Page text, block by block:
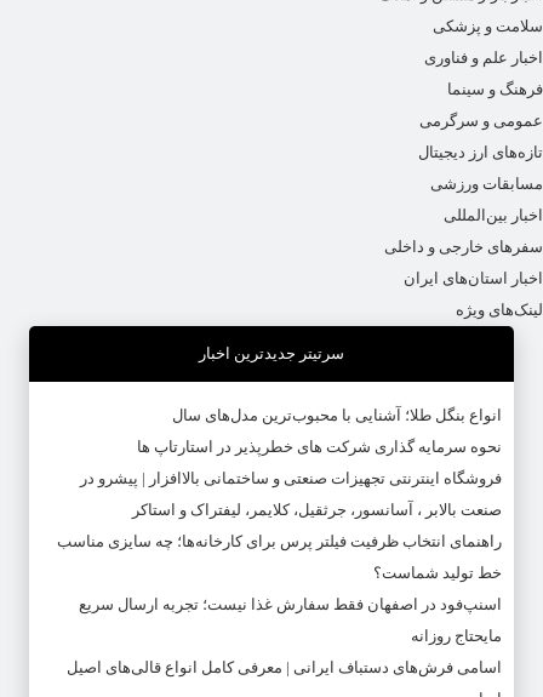
سلامت و پزشکی
اخبار علم و فناوری
فرهنگ و سینما
عمومی و سرگرمی
تازه‌های ارز دیجیتال
مسابقات ورزشی
اخبار بین‌المللی
سفرهای خارجی و داخلی
اخبار استان‌های ایران
لینک‌های ویژه
سرتیتر جدیدترین اخبار
انواع بنگل طلا؛ آشنایی با محبوب‌ترین مدل‌های سال
نحوه سرمایه‌ گذاری شرکت‌ های خطرپذیر در استارتاپ ها
فروشگاه اینترنتی تجهیزات صنعتی و ساختمانی بالاافزار | پیشرو در
صنعت بالابر ، آسانسور، جرثقیل، کلایمر، لیفتراک و استاکر
راهنمای انتخاب ظرفیت فیلتر پرس برای کارخانه‌ها؛ چه سایزی مناسب
خط تولید شماست؟
اسنپ‌فود در اصفهان فقط سفارش غذا نیست؛ تجربه ارسال سریع
مایحتاج روزانه
اسامی فرش‌های دستباف ایرانی | معرفی کامل انواع قالی‌های اصیل